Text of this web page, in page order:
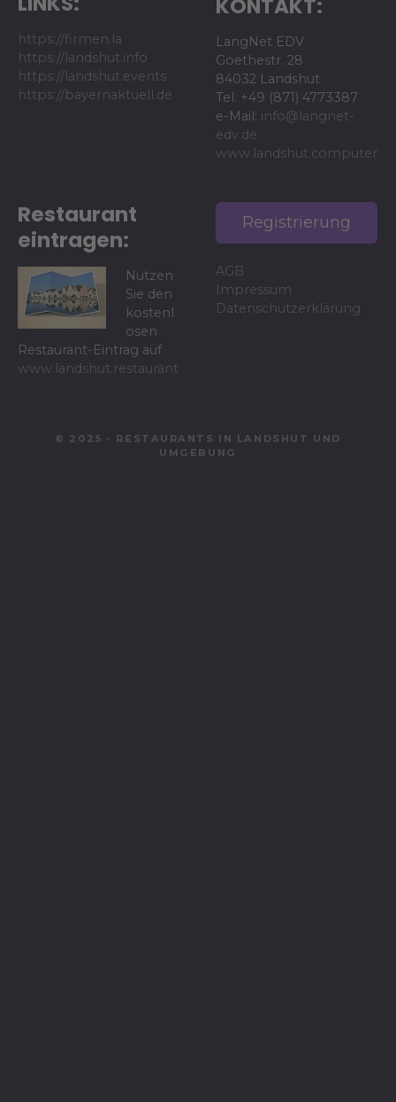
https://firmen.la
https://landshut.info
https://landshut.events
https://bayernaktuell.de
KONTAKT:
LangNet EDV
Goethestr. 28
84032 Landshut
Tel. +49 (871) 4773387
e-Mail: info@langnet-
edv.de
www.landshut.computer
Restaurant
eintragen:
Nutzen
Sie den
kostenl
osen
Restaurant-Eintrag auf
www.landshut.restaurant
Registrierung
AGB
Impressum
Datenschutzerklärung
© 2025 - RESTAURANTS IN LANDSHUT UND
UMGEBUNG